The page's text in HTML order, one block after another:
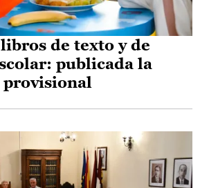
de texto y de
publicada la